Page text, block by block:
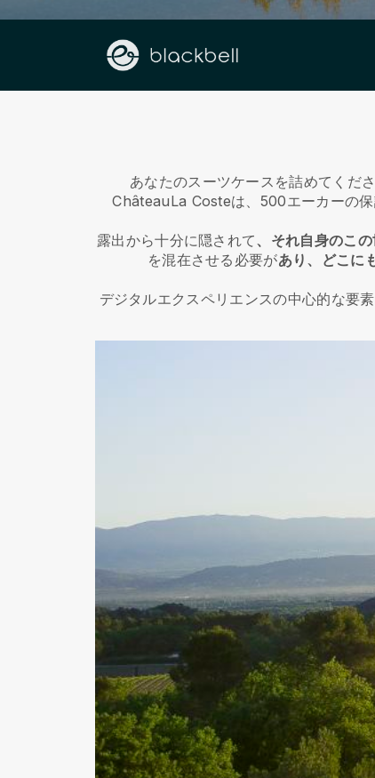
あなたのスーツケースを詰めてくだ
ChâteauLa Costeは、500エーカーの保
露出から十分に隠されて、それ自身のこ
を混在させる必要があり、どこに
デジタルエクスペリエンスの中心的な要